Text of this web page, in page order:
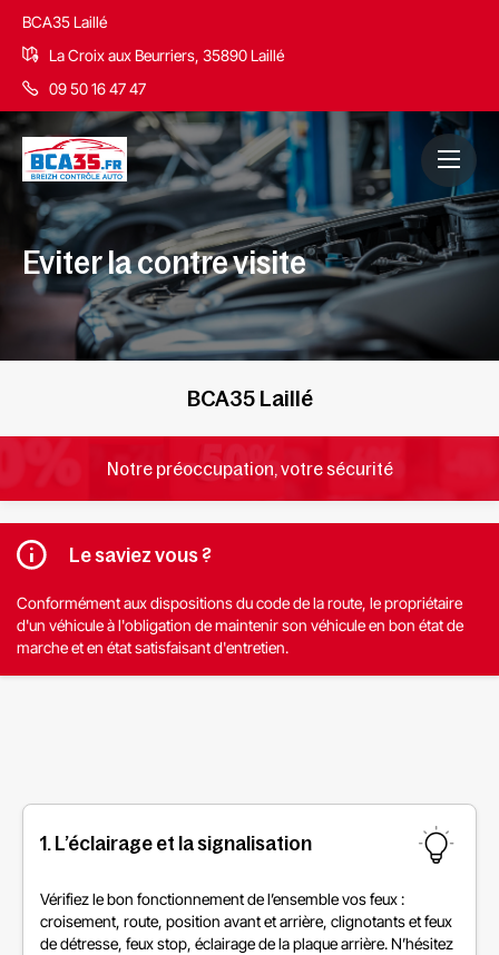
BCA35 Laillé
La Croix aux Beurriers, 35890 Laillé
09 50 16 47 47
Eviter la contre visite
BCA35 Laillé
Notre préoccupation, votre sécurité
Le saviez vous ?
Conformément aux dispositions du code de la route, le propriétaire
d'un véhicule à l'obligation de maintenir son véhicule en bon état de
marche et en état satisfaisant d'entretien.
1. L’éclairage et la signalisation
Vérifiez le bon fonctionnement de l’ensemble vos feux :
croisement, route, position avant et arrière, clignotants et feux
de détresse, feux stop, éclairage de la plaque arrière. N’hésitez